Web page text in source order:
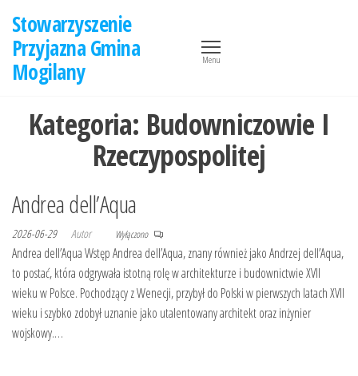
treści
Stowarzyszenie
Przyjazna Gmina
Mogilany
Menu
Kategoria: Budowniczowie I
Rzeczypospolitej
Andrea dell’Aqua
2026-06-29 Autor Wyłączono
Andrea dell’Aqua Wstęp Andrea dell’Aqua, znany również jako Andrzej dell’Aqua,
to postać, która odgrywała istotną rolę w architekturze i budownictwie XVII
wieku w Polsce. Pochodzący z Wenecji, przybył do Polski w pierwszych latach XVII
wieku i szybko zdobył uznanie jako utalentowany architekt oraz inżynier
wojskowy.…